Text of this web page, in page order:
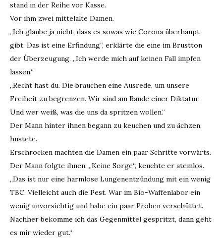
stand in der Reihe vor Kasse.
Vor ihm zwei mittelalte Damen.
„Ich glaube ja nicht, dass es sowas wie Corona überhaupt
gibt. Das ist eine Erfindung“, erklärte die eine im Brustton
der Überzeugung. „Ich werde mich auf keinen Fall impfen
lassen.“
„Recht hast du. Die brauchen eine Ausrede, um unsere
Freiheit zu begrenzen. Wir sind am Rande einer Diktatur.
Und wer weiß, was die uns da spritzen wollen.“
Der Mann hinter ihnen begann zu keuchen und zu ächzen,
hustete.
Erschrocken machten die Damen ein paar Schritte vorwärts.
Der Mann folgte ihnen. „Keine Sorge“, keuchte er atemlos.
„Das ist nur eine harmlose Lungenentzündung mit ein wenig
TBC. Vielleicht auch die Pest. War im Bio-Waffenlabor ein
wenig unvorsichtig und habe ein paar Proben verschüttet.
Nachher bekomme ich das Gegenmittel gespritzt, dann geht
es mir wieder gut.“